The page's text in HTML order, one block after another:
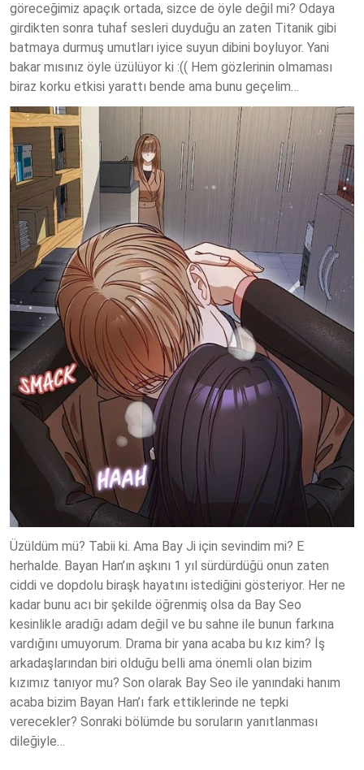
göreceğimiz apaçık ortada, sizce de öyle değil mi? Odaya
girdikten sonra tuhaf sesleri duyduğu an zaten Titanik gibi
batmaya durmuş umutları iyice suyun dibini boyluyor. Yani
bakar mısınız öyle üzülüyor ki :(( Hem gözlerinin olmaması
biraz korku etkisi yarattı bende ama bunu geçelim…
Üzüldüm mü? Tabii ki. Ama Bay Ji için sevindim mi? E
herhalde. Bayan Han’ın aşkını 1 yıl sürdürdüğü onun zaten
ciddi ve dopdolu biraşk hayatını istediğini gösteriyor. Her ne
kadar bunu acı bir şekilde öğrenmiş olsa da Bay Seo
kesinlikle aradığı adam değil ve bu sahne ile bunun farkına
vardığını umuyorum. Drama bir yana acaba bu kız kim? İş
arkadaşlarından biri olduğu belli ama önemli olan bizim
kızımız tanıyor mu? Son olarak Bay Seo ile yanındaki hanım
acaba bizim Bayan Han’ı fark ettiklerinde ne tepki
verecekler? Sonraki bölümde bu soruların yanıtlanması
dileğiyle…